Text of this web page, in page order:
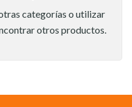
categorías o utilizar
otros productos.